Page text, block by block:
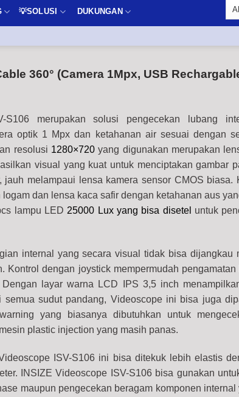
💡SOLUSI DUKUNGAN
360° (Camera 1Mpx, USB
S106 merupakan solusi pengecekan lubang
optik 1 Mpx dan ketahanan air sesuai dengan
resolusi 1280×720 yang digunakan merupakan
visual yang kuat untuk menciptakan gambar
jauh melampaui lensa kamera sensor CMOS biasa.
dan lensa kaca safir dengan ketahanan aus
lampu LED 25000 Lux yang bisa disetel untuk
internal yang secara visual tidak bisa dijangkau
Kontrol dengan joystick mempermudah
Dengan layar warna LCD IPS 3,5 inch
semua sudut pandang, Videoscope ini bisa juga
yang biasanya dibutuhkan untuk
plastic injection yang masih panas.
ISV-S106 ini bisa ditekuk lebih elastis
INSIZE Videoscope ISV-S106 bisa gunakan
maupun pengecekan beragam komponen